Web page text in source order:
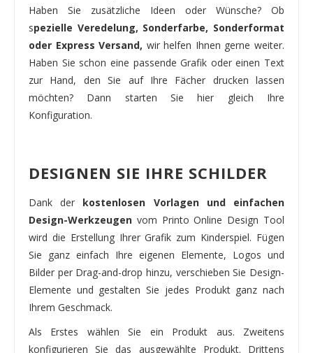
Haben Sie zusätzliche Ideen oder Wünsche? Ob
spezielle Veredelung, Sonderfarbe, Sonderformat
oder Express Versand, wir helfen Ihnen gerne weiter.
Haben Sie schon eine passende Grafik oder einen Text
zur Hand, den Sie auf Ihre Fächer drucken lassen
möchten? Dann starten Sie hier gleich Ihre
Konfiguration.
DESIGNEN SIE IHRE SCHILDER
Dank der kostenlosen Vorlagen und einfachen
Design-Werkzeugen vom Printo Online Design Tool
wird die Erstellung Ihrer Grafik zum Kinderspiel. Fügen
Sie ganz einfach Ihre eigenen Elemente, Logos und
Bilder per Drag-and-drop hinzu, verschieben Sie Design-
Elemente und gestalten Sie jedes Produkt ganz nach
Ihrem Geschmack.
Als Erstes wählen Sie ein Produkt aus. Zweitens
konfigurieren Sie das ausgewählte Produkt. Drittens